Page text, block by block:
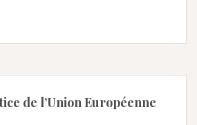
de l’Union Européenne